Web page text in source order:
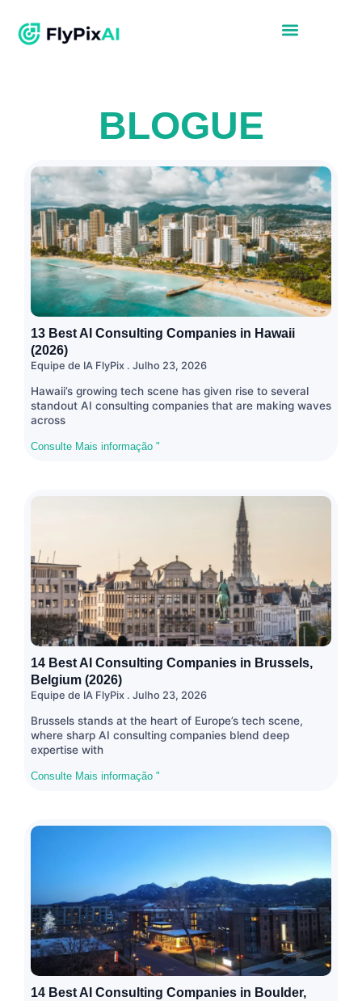
BLOGUE
13 Best AI Consulting Companies in Hawaii
(2026)
Equipe de IA FlyPix Julho 23, 2026
Hawaii’s growing tech scene has given rise to several
standout AI consulting companies that are making waves
across
Consulte Mais informação "
14 Best AI Consulting Companies in Brussels,
Belgium (2026)
Equipe de IA FlyPix Julho 23, 2026
Brussels stands at the heart of Europe’s tech scene,
where sharp AI consulting companies blend deep
expertise with
Consulte Mais informação "
14 Best AI Consulting Companies in Boulder,